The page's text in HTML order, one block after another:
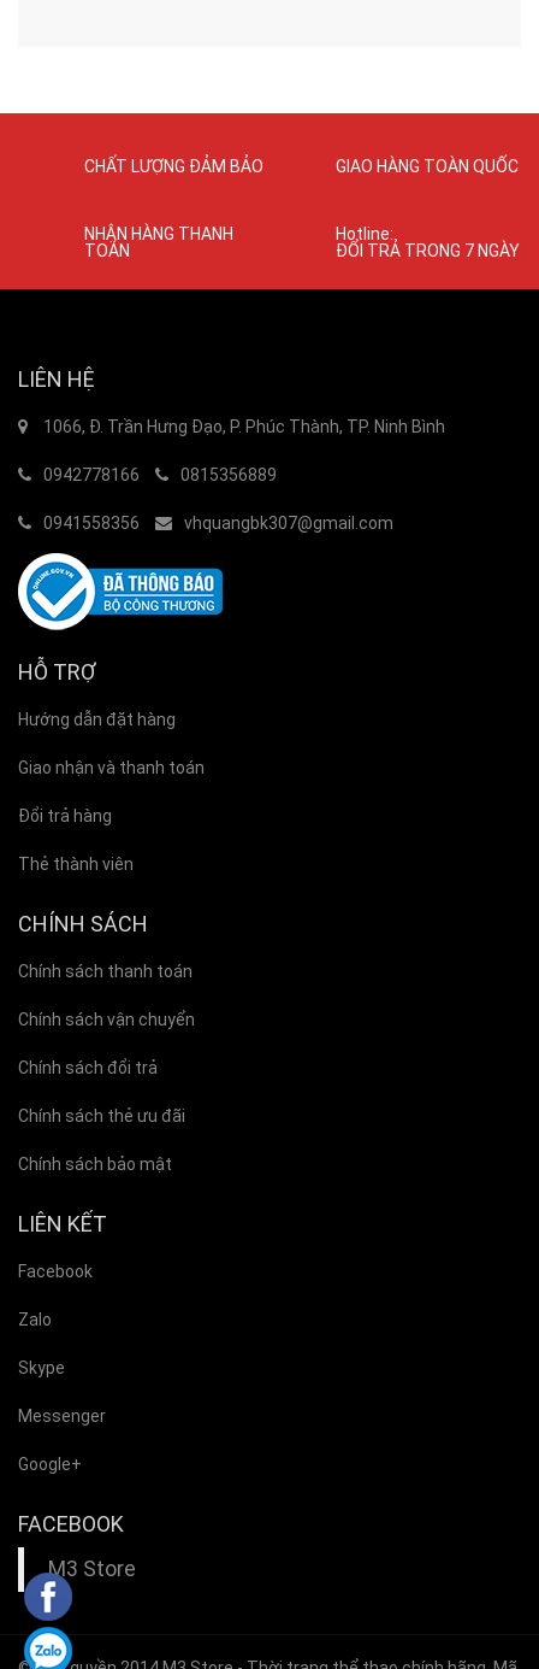
CHẤT LƯỢNG ĐẢM BẢO GIAO HÀNG TOÀN QUỐC
NHẬN HÀNG THANH
TOÁN
Hotline:
ĐỔI TRẢ TRONG 7 NGÀY
LIÊN HỆ
1066, Đ. Trần Hưng Đạo, P. Phúc Thành, TP. Ninh Bình
0942778166 0815356889
0941558356 vhquangbk307@gmail.com
HỖ TRỢ
Hướng dẫn đặt hàng
Giao nhận và thanh toán
Đổi trả hàng
Thẻ thành viên
CHÍNH SÁCH
Chính sách thanh toán
Chính sách vận chuyển
Chính sách đổi trả
Chính sách thẻ ưu đãi
Chính sách bảo mật
LIÊN KẾT
Facebook
Zalo
Skype
Messenger
Google+
FACEBOOK
M3 Store